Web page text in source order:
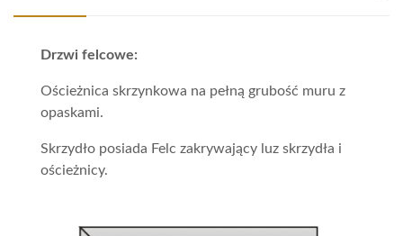
Drzwi felcowe:
Ościeżnica skrzynkowa na pełną grubość muru z
opaskami.
Skrzydło posiada Felc zakrywający luz skrzydła i
ościeżnicy.